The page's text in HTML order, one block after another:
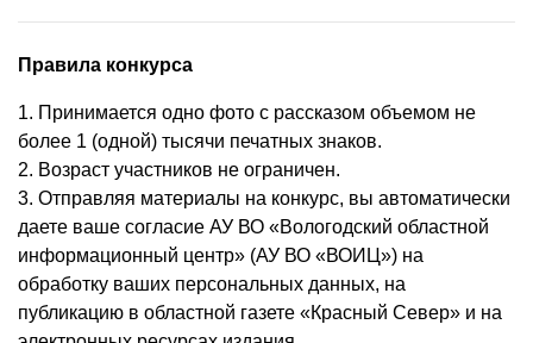
Правила конкурса
1. Принимается одно фото с рассказом объемом не
более 1 (одной) тысячи печатных знаков.
2. Возраст участников не ограничен.
3. Отправляя материалы на конкурс, вы автоматически
даете ваше согласие АУ ВО «Вологодский областной
информационный центр» (АУ ВО «ВОИЦ») на
обработку ваших персональных данных, на
публикацию в областной газете «Красный Север» и на